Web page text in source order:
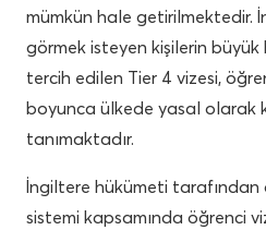
mümkün hale getirilmektedir.
görmek isteyen kişilerin büyük
tercih edilen Tier 4 vizesi,
boyunca ülkede yasal olarak
tanımaktadır.
İngiltere hükümeti
sistemi kapsamında öğrenci